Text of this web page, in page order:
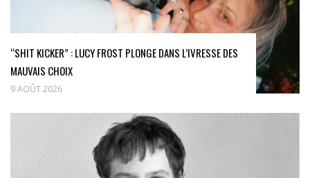
“SHIT KICKER” : LUCY FROST PLONGE DANS L’IVRESSE DES
MAUVAIS CHOIX
9 AOÛT 2026